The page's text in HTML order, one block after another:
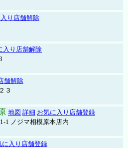
り店舗解除
入り店舗解除
舗解除
３
地図 詳細 お気に入り店舗登録
1 ノジマ相模原本店内
に入り店舗登録